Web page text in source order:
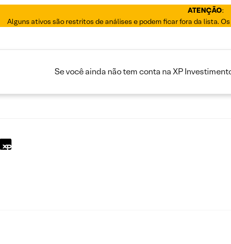
ATENÇÃO:
Alguns ativos são restritos de análises e podem ficar fora da lista.
Se você ainda não tem conta na XP